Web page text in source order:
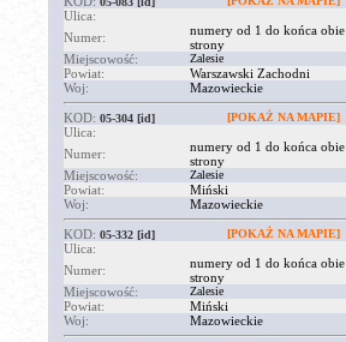
Ulica:
Numer:
numery od 1 do końca obie
strony
Miejscowość:
Zalesie
Powiat:
Warszawski Zachodni
Woj:
Mazowieckie
KOD: 05-304 [id] [POKAŻ NA MAPIE]
Ulica:
Numer:
numery od 1 do końca obie
strony
Miejscowość:
Zalesie
Powiat:
Miński
Woj:
Mazowieckie
KOD: 05-332 [id] [POKAŻ NA MAPIE]
Ulica:
Numer:
numery od 1 do końca obie
strony
Miejscowość:
Zalesie
Powiat:
Miński
Woj:
Mazowieckie